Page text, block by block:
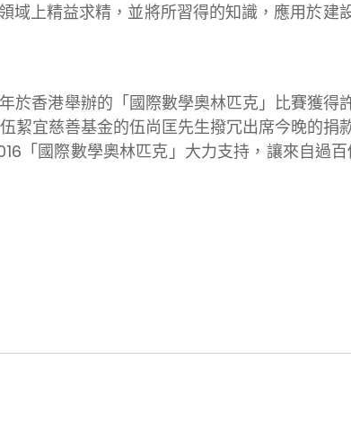
上精益求精，並將所習得的知識，應用於建
香港舉辦的「國際數學奧林匹克」比賽獲得
絜宜慈善基金的伍尚匡先生撥冗出席今晚的捐
「國際數學奧林匹克」大力支持，讓來自過